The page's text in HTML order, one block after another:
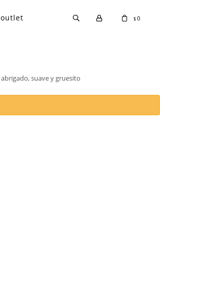
outlet $0
suave y gruesito